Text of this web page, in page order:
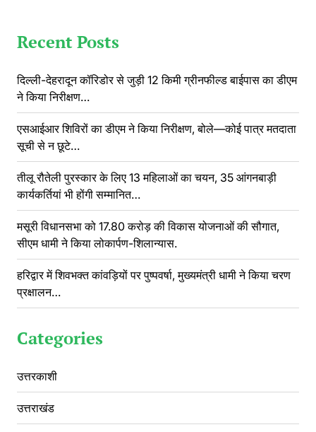
Recent Posts
दिल्ली-देहरादून कॉरिडोर से जुड़ी 12 किमी ग्रीनफील्ड बाईपास का डीएम
ने किया निरीक्षण…
एसआईआर शिविरों का डीएम ने किया निरीक्षण, बोले—कोई पात्र मतदाता
सूची से न छूटे…
तीलू रौतेली पुरस्कार के लिए 13 महिलाओं का चयन, 35 आंगनबाड़ी
कार्यकर्तियां भी होंगी सम्मानित…
मसूरी विधानसभा को 17.80 करोड़ की विकास योजनाओं की सौगात,
सीएम धामी ने किया लोकार्पण-शिलान्यास.
हरिद्वार में शिवभक्त कांवड़ियों पर पुष्पवर्षा, मुख्यमंत्री धामी ने किया चरण
प्रक्षालन…
Categories
उत्तरकाशी
उत्तराखंड